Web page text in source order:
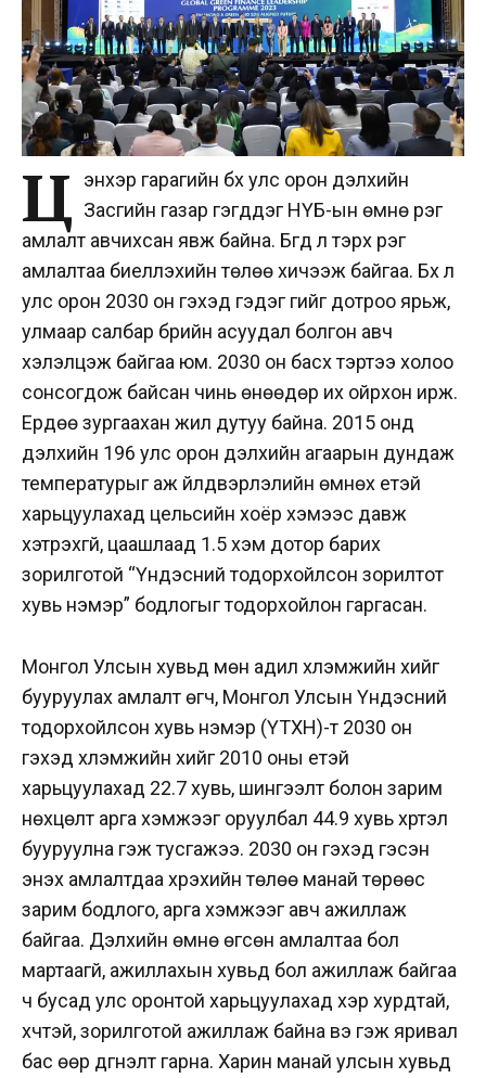
Ц энхэр гарагийн бүх улс орон дэлхийн
Засгийн газар гэгддэг НҮБ-ын өмнө үүрэг
амлалт авчихсан явж байна. Бүгд л тэрхүү үүрэг
амлалтаа биелүүлэхийн төлөө хичээж байгаа. Бүх л
улс орон 2030 он гэхэд гэдэг үгийг дотроо ярьж,
улмаар салбар бүрийн асуудал болгон авч
хэлэлцэж байгаа юм. 2030 он басхүү тэртээ холоо
сонсогдож байсан чинь өнөөдөр их ойрхон ирж.
Ердөө зургаахан жил дутуу байна. 2015 онд
дэлхийн 196 улс орон дэлхийн агаарын дундаж
температурыг аж үйлдвэрлэлийн өмнөх үетэй
харьцуулахад цельсийн хоёр хэмээс давж
хэтрэхгүй, цаашлаад 1.5 хэм дотор барих
зорилготой “Үндэсний тодорхойлсон зорилтот
хувь нэмэр” бодлогыг тодорхойлон гаргасан.
Монгол Улсын хувьд мөн адил хүлэмжийн хийг
бууруулах амлалт өгч, Монгол Улсын Үндэсний
тодорхойлсон хувь нэмэр (ҮТХН)-т 2030 он
гэхэд хүлэмжийн хийг 2010 оны үетэй
харьцуулахад 22.7 хувь, шингээлт болон зарим
нөхцөлт арга хэмжээг оруулбал 44.9 хувь хүртэл
бууруулна гэж тусгажээ. 2030 он гэхэд гэсэн
энэхүү амлалтдаа хүрэхийн төлөө манай төрөөс
зарим бодлого, арга хэмжээг авч ажиллаж
байгаа. Дэлхийн өмнө өгсөн амлалтаа бол
мартаагүй, ажиллахын хувьд бол ажиллаж байгаа
ч бусад улс оронтой харьцуулахад хэр хурдтай,
хүчтэй, зорилготой ажиллаж байна вэ гэж яривал
бас өөр дүгнэлт гарна. Харин манай улсын хувьд